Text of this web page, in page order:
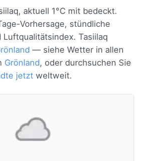
aktuell 1°C mit bedeckt.
Vorhersage, stündliche
Luftqualitätsindex. Tasiilaq
— siehe Wetter in allen
Grönland, oder durchsuchen Sie
jetzt weltweit.